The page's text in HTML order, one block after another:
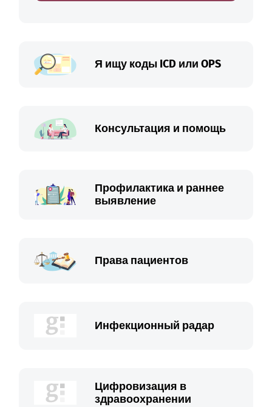
Я ищу коды ICD или OPS
Консультация и помощь
Профилактика и раннее
выявление
Права пациентов
Инфекционный радар
Цифровизация в
здравоохранении